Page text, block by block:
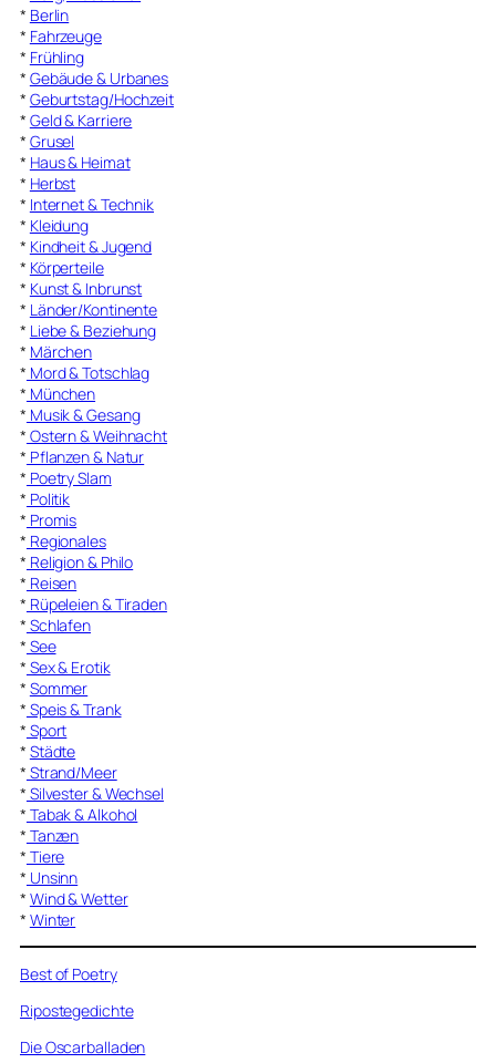
* Berlin
* Fahrzeuge
* Frühling
* Gebäude & Urbanes
* Geburtstag/Hochzeit
* Geld & Karriere
* Grusel
* Haus & Heimat
* Herbst
* Internet & Technik
* Kleidung
* Kindheit & Jugend
* Körperteile
* Kunst & Inbrunst
* Länder/Kontinente
* Liebe & Beziehung
* Märchen
* Mord & Totschlag
* München
* Musik & Gesang
* Ostern & Weihnacht
* Pflanzen & Natur
* Poetry Slam
* Politik
* Promis
* Regionales
* Religion & Philo
* Reisen
* Rüpeleien & Tiraden
* Schlafen
* See
* Sex & Erotik
* Sommer
* Speis & Trank
* Sport
* Städte
* Strand/Meer
* Silvester & Wechsel
* Tabak & Alkohol
* Tanzen
* Tiere
* Unsinn
* Wind & Wetter
* Winter
Best of Poetry
Ripostegedichte
Die Oscarballaden